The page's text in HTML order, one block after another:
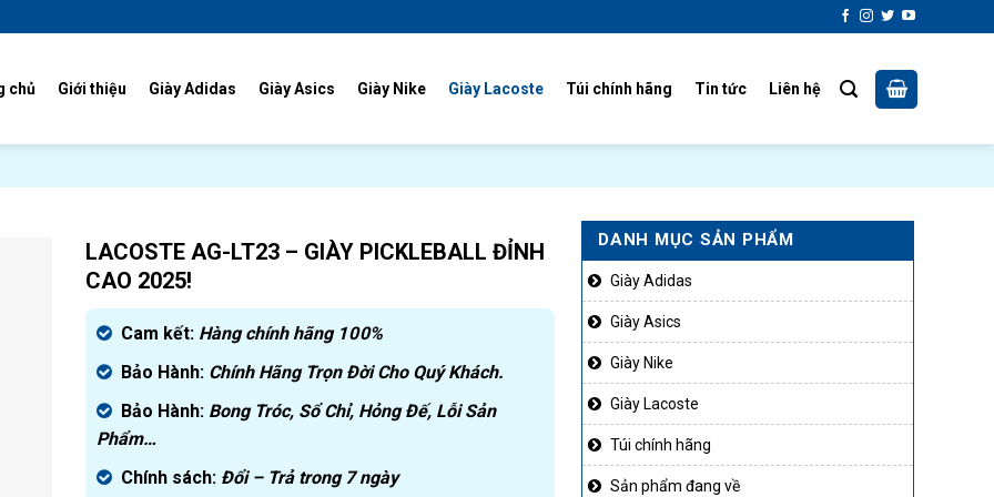
chủ Giới thiệu Giày Adidas Giày Asics Giày Nike Giày Lacoste Túi chính hãng Tin tức Liên hệ
DANH MỤC SẢN PHẨM
Giày Adidas
Giày Asics
Giày Nike
Giày Lacoste
Túi chính hãng
Sản phẩm đang về
LACOSTE AG-LT23 – GIÀY PICKLEBALL ĐỈNH
CAO 2025!
Cam kết: Hàng chính hãng 100%
Bảo Hành: Chính Hãng Trọn Đời Cho Quý Khách.
Bảo Hành: Bong Tróc, Sổ Chỉ, Hỏng Đế, Lỗi Sản
Phẩm…
Chính sách: Đổi – Trả trong 7 ngày